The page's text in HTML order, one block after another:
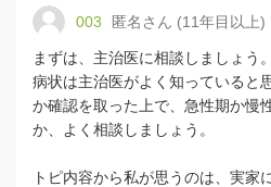
003 匿名さん (11年目以上)
まずは、主治医に相談しましょう。
病状は主治医がよく知っていると
か確認を取った上で、急性期か慢
か、よく相談しましょう。
トピ内容から私が思うのは、実家